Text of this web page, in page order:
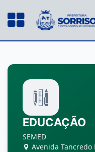
EDUCAÇÃO
SEMED
Avenida Tancredo